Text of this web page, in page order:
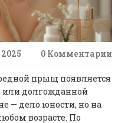
0 Комментарии
прыщ появляется
или долгожданной
— дело юности, но на
возрасте. По